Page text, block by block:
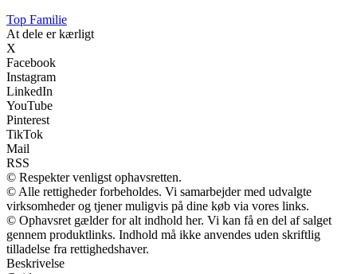
Top Familie
At dele er kærligt
X
Facebook
Instagram
LinkedIn
YouTube
Pinterest
TikTok
Mail
RSS
© Respekter venligst ophavsretten.
© Alle rettigheder forbeholdes. Vi samarbejder med udvalgte
virksomheder og tjener muligvis på dine køb via vores links.
© Ophavsret gælder for alt indhold her. Vi kan få en del af salget
gennem produktlinks. Indhold må ikke anvendes uden skriftlig
tilladelse fra rettighedshaver.
Beskrivelse